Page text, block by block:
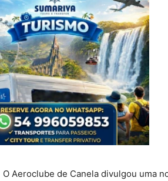
| O Aeroclube de Canela divulgou uma